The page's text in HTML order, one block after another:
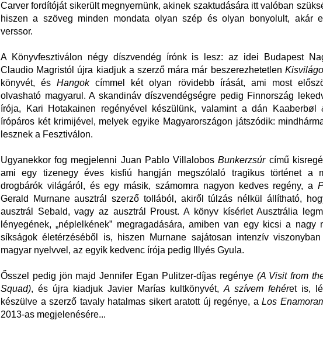
Carver fordítóját sikerült megnyernünk, akinek szaktudására itt valóban
hiszen a szöveg minden mondata olyan szép és olyan bonyolult, akár
verssor.
A Könyvfesztiválon négy díszvendég írónk is lesz: az idei Budapest
Claudio Magristól újra kiadjuk a szerző mára már beszerezhetetlen
könyvét, ésHangokcímmel két olyan rövidebb írását, ami most
olvasható magyarul. A skandináv díszvendégségre pedig Finnország
írója, Kari Hotakainen regényével készülünk, valamint a dán Kaaberbøl
írópáros két krimijével, melyek egyike Magyarországon játszódik:
lesznek a Fesztiválon.
Ugyanekkor fog megjelenni Juan Pablo VillalobosBunkerzsúrcímű
ami egy tizenegy éves kisfiú hangján megszólaló tragikus történet a
drogbárók világáról, és egy másik, számomra nagyon kedves regény, a
Gerald Murnane ausztrál szerző tollából, akiről túlzás nélkül állítható,
ausztrál Sebald, vagy az ausztrál Proust. A könyv kísérlet Ausztrália
lényegének, „néplelkének” megragadására, amiben van egy kicsi a nagy
síkságok életérzéséből is, hiszen Murnane sajátosan intenzív
magyar nyelvvel, az egyik kedvenc írója pedig Illyés Gyula.
Ősszel pedig jön majd Jennifer Egan Pulitzer-díjas regénye (A Visit from
Squad), és újra kiadjuk Javier Marías kultkönyvét, A szívem fehéret is,
készülve a szerző tavaly hatalmas sikert aratott új regénye, aLos
2013-as megjelenésére...